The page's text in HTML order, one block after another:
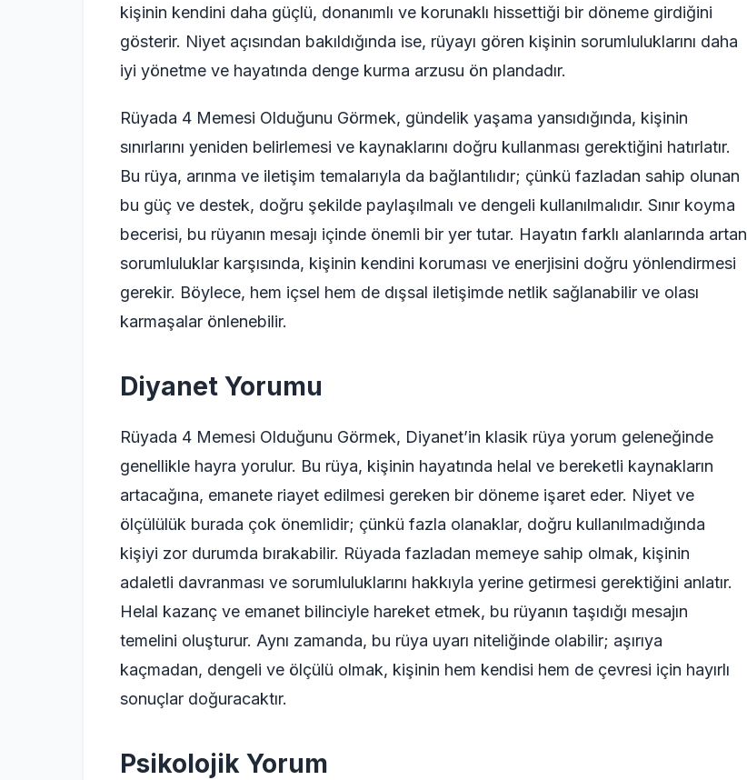
kişinin kendini daha güçlü, donanımlı ve korunaklı hissettiği bir döneme girdiğini
gösterir. Niyet açısından bakıldığında ise, rüyayı gören kişinin sorumluluklarını daha
iyi yönetme ve hayatında denge kurma arzusu ön plandadır.
Rüyada 4 Memesi Olduğunu Görmek, gündelik yaşama yansıdığında, kişinin
sınırlarını yeniden belirlemesi ve kaynaklarını doğru kullanması gerektiğini hatırlatır.
Bu rüya, arınma ve iletişim temalarıyla da bağlantılıdır; çünkü fazladan sahip olunan
bu güç ve destek, doğru şekilde paylaşılmalı ve dengeli kullanılmalıdır. Sınır koyma
becerisi, bu rüyanın mesajı içinde önemli bir yer tutar. Hayatın farklı alanlarında artan
sorumluluklar karşısında, kişinin kendini koruması ve enerjisini doğru yönlendirmesi
gerekir. Böylece, hem içsel hem de dışsal iletişimde netlik sağlanabilir ve olası
karmaşalar önlenebilir.
Diyanet Yorumu
Rüyada 4 Memesi Olduğunu Görmek, Diyanet’in klasik rüya yorum geleneğinde
genellikle hayra yorulur. Bu rüya, kişinin hayatında helal ve bereketli kaynakların
artacağına, emanete riayet edilmesi gereken bir döneme işaret eder. Niyet ve
ölçülülük burada çok önemlidir; çünkü fazla olanaklar, doğru kullanılmadığında
kişiyi zor durumda bırakabilir. Rüyada fazladan memeye sahip olmak, kişinin
adaletli davranması ve sorumluluklarını hakkıyla yerine getirmesi gerektiğini anlatır.
Helal kazanç ve emanet bilinciyle hareket etmek, bu rüyanın taşıdığı mesajın
temelini oluşturur. Aynı zamanda, bu rüya uyarı niteliğinde olabilir; aşırıya
kaçmadan, dengeli ve ölçülü olmak, kişinin hem kendisi hem de çevresi için hayırlı
sonuçlar doğuracaktır.
Psikolojik Yorum